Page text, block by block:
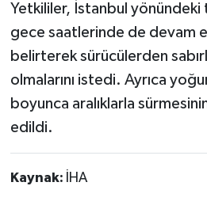
Yetkililer, İstanbul
gece saatlerinde de devam
belirterek sürücülerden
olmalarını istedi. Ayrıca
boyunca aralıklarla
edildi.
Kaynak: İHA